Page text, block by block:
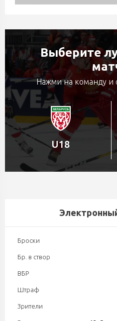
Выберите
Нажми на команду и
U18
Броски
Бр. в створ
ВБР
Штраф
Зрители